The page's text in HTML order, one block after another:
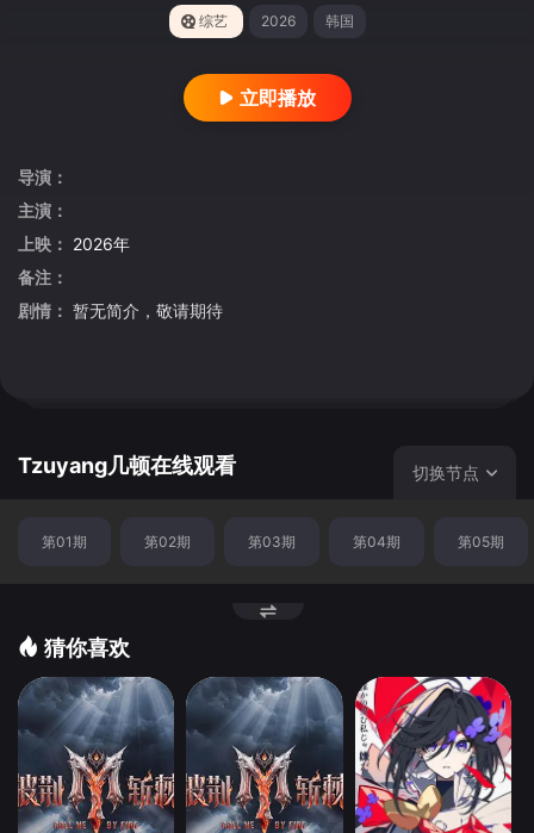
综艺 2026 韩国
立即播放
导演：
主演：
上映： 2026年
备注：
剧情： 暂无简介，敬请期待
Tzuyang几顿在线观看 切换节点
第01期 第02期 第03期 第04期 第05期
猜你喜欢